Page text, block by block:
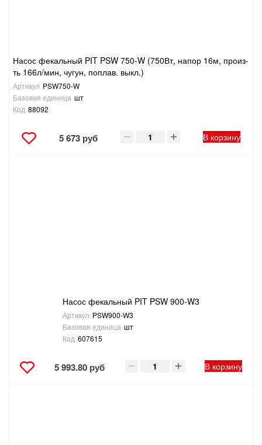
Насос фекальный PIT PSW 750-W (750Вт, напор 16м, произ-
ть 166л/мин, чугун, поплав. выкл.)
Артикул PSW750-W
Базовая единица шт
Код 88092
5 673 руб В корзину
Насос фекальный PIT PSW 900-W3
Артикул PSW900-W3
Базовая единица шт
Код 607615
5 993.80 руб В корзину